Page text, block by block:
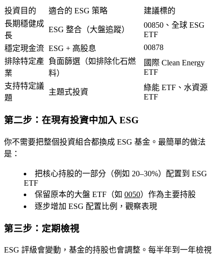
投資目的 適合的 ESG 策略
建議標的
長期穩健成
長
ESG 整合（大盤追蹤）
00850、全球 ESG
ETF
穩定現金流 ESG + 高股息
00878
排除特定產
業
負面篩選（如排除化石燃
料）
國際 Clean Energy
ETF
支持特定議
題
主題式投資
綠能 ETF、水資源
ETF
第二步：在現有投資中加入 ESG
你不需要把整個投資組合都換成 ESG 基金。最簡單的做法
是：
把核心持股的一部分（例如 20–30%）配置到 ESG
ETF
保留原本的大盤 ETF（如 0050）作為主要持股
逐步增加 ESG 配置比例，觀察表現
第三步：定期檢視
ESG 評級會變動，基金的持股也會調整。每半年到一年檢視